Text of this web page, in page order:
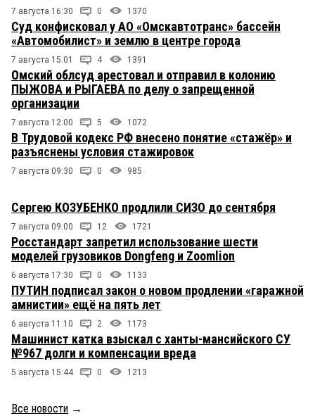
7 августа 16:30 0 1370
Суд конфисковал у АО «Омскавтотранс» бассейн
«Автомобилист» и землю в центре города
7 августа 15:01 4 1391
Омский облсуд арестовал и отправил в колонию
ПЫЖОВА и РЫГАЕВА по делу о запрещенной
организации
7 августа 12:00 5 1072
В Трудовой кодекс РФ внесено понятие «стажёр» и
разъяснены условия стажировок
7 августа 09:30 0 985
Сергею КОЗУБЕНКО продлили СИЗО до сентября
7 августа 09:00 12 1721
Росстандарт запретил использование шести
моделей грузовиков Dongfeng и Zoomlion
6 августа 17:30 0 1133
ПУТИН подписал закон о новом продлении «гаражной
амнистии» ещё на пять лет
6 августа 11:10 2 1173
Машинист катка взыскал с ханты-мансийского СУ
№967 долги и компенсации вреда
5 августа 15:44 0 1213
Все новости →